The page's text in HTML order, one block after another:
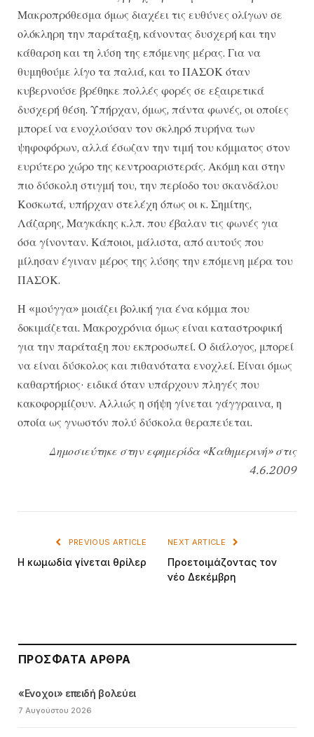
Μακροπρόθεσμα όμως διαχέει τις ευθύνες ολίγων σε
ολόκληρη την παράταξη, κάνοντας δυσχερή και την
κάθαρση και τη λύση της επόμενης μέρας. Για να
θυμηθούμε λίγο τα παλιά, και το ΠΑΣΟΚ όταν
κυβερνούσε βρέθηκε πολλές φορές σε εξαιρετικά
δυσχερή θέση. Υπήρχαν, όμως, πάντα φωνές, οι οποίες
μπορεί να ενοχλούσαν τον σκληρό πυρήνα των
ψηφοφόρων, αλλά έσωζαν την τιμή του κόμματος στον
ευρύτερο χώρο της κεντροαριστεράς. Ακόμη και στην
πιο δύσκολη στιγμή του, την περίοδο του σκανδάλου
Κοσκωτά, υπήρχαν στελέχη όπως οι κ. Σημίτης,
Λάζαρης, Μαγκάκης κ.λπ. που έβαλαν τις φωνές για
όσα γίνονταν. Κάποιοι, μάλιστα, από αυτούς που
μίλησαν έγιναν μέρος της λύσης την επόμενη μέρα του
ΠΑΣΟΚ.
Η «μούγγα» μοιάζει βολική για ένα κόμμα που
δοκιμάζεται. Μακροχρόνια όμως είναι καταστροφική
για την παράταξη που εκπροσωπεί. Ο διάλογος, μπορεί
να είναι δύσκολος και πιθανότατα ενοχλεί. Είναι όμως
καθαρτήριος· ειδικά όταν υπάρχουν πληγές που
κακοφορμίζουν. Αλλιώς η σήψη γίνεται γάγγραινα, η
οποία ως γνωστόν πολύ δύσκολα θεραπεύεται.
Δημοσιεύτηκε στην εφημερίδα «Καθημερινή» στις
4.6.2009
PREVIOUS ARTICLE
Η κωμωδία γίνεται θρίλερ
NEXT ARTICLE
Προετοιμάζοντας τον
νέο Δεκέμβρη
ΠΡΌΣΦΑΤΑ ΆΡΘΡΑ
«Ενοχοι» επειδή βολεύει
7 Αυγούστου 2026